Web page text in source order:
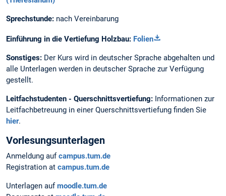
Sprechstunde: nach Vereinbarung
Einführung in die Vertiefung Holzbau: Folien
Sonstiges: Der Kurs wird in deutscher Sprache abgehalten und
alle Unterlagen werden in deutscher Sprache zur Verfügung
gestellt.
Leitfachstudenten - Querschnittsvertiefung: Informationen zur
Leitfachbetreuung in einer Querschnittsvertiefung finden Sie
hier.
Vorlesungsunterlagen
Anmeldung aufcampus.tum.de
Registration at campus.tum.de
Unterlagen auf moodle.tum.de